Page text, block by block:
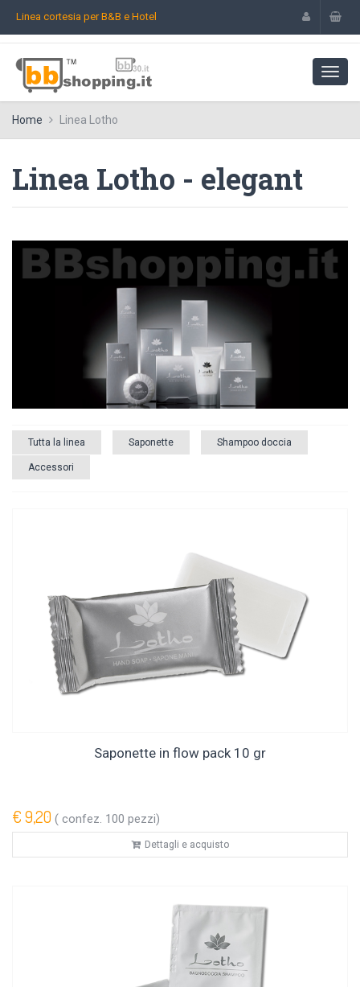
Linea cortesia per B&B e Hotel
Home Linea Lotho
Linea Lotho - elegant
Tutta la linea Saponette Shampoo doccia
Accessori
Saponette in flow pack 10 gr
€ 9,20 ( confez. 100 pezzi)
Dettagli e acquisto